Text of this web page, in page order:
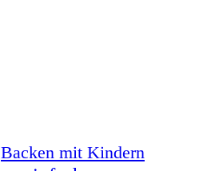
Backen mit Kindern